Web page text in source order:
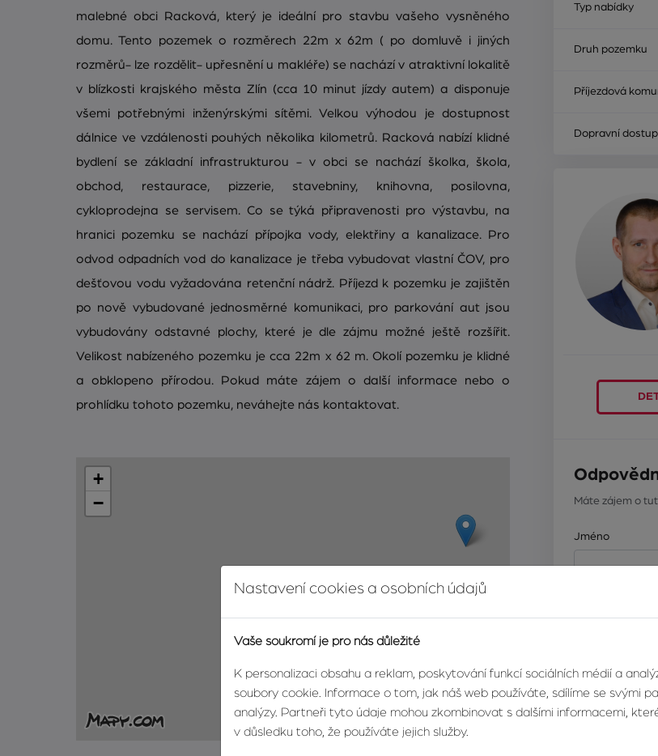
malebné obci Racková, který je ideální pro stavbu vašeho vysněného
domu. Tento pozemek o rozměrech 22m x 62m ( po domluvě i jiných
rozměrů- lze rozdělit- upřesnění u makléře) se nachází v atraktivní lokalitě
v blízkosti krajského města Zlín (cca 10 minut jízdy autem) a disponuje
všemi potřebnými inženýrskými sítěmi. Velkou výhodou je dostupnost
dálnice ve vzdálenosti pouhých několika kilometrů. Racková nabízí klidné
bydlení se základní infrastrukturou - v obci se nachází školka, škola,
obchod, restaurace, pizzerie, stavebniny, knihovna, posilovna,
cykloprodejna se servisem. Co se týká připravenosti pro výstavbu, na
hranici pozemku se nachází přípojka vody, elektřiny a kanalizace. Pro
odvod odpadních vod do kanalizace je třeba vybudovat vlastní ČOV, pro
dešťovou vodu vyžadována retenční nádrž. Příjezd k pozemku je zajištěn
po nově vybudované jednosměrné komunikaci, pro parkování aut jsou
vybudovány odstavné plochy, které je dle zájmu možné ještě rozšířit.
Velikost nabízeného pozemku je cca 22m x 62 m. Okolí pozemku je klidné
a obklopeno přírodou. Pokud máte zájem o další informace nebo o
prohlídku tohoto pozemku, neváhejte nás kontaktovat.
+
−
Leaflet| © Seznam.cz a.s. a další
Typ nabídky
Druh pozemku
Příjezdová
Dopravní
Máte zájem o
Jméno
Zpráva
Nastavení cookies a osobních údajů
Vaše soukromí je pro nás důležité
K personalizaci obsahu a reklam, poskytování funkcí sociálních médií a
soubory cookie. Informace o tom, jak náš web používáte, sdílíme se svými
analýzy. Partneři tyto údaje mohou zkombinovat s dalšími informacemi,
v důsledku toho, že používáte jejich služby.